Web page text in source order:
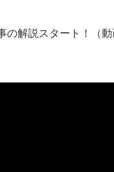
の解説スタート！（